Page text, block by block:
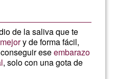
de la saliva que te
mejory de forma fácil,
eseembarazo
, solo con una gota de